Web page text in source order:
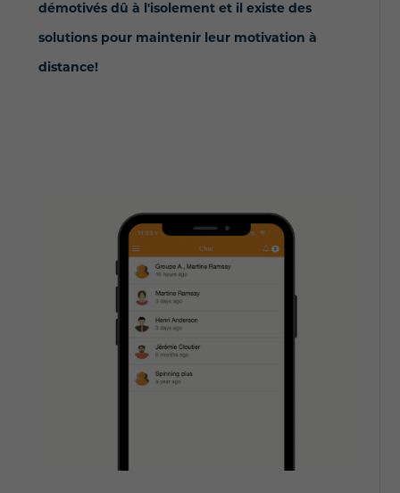
démotivés dû à l'isolement et il existe des
solutions pour maintenir leur motivation à
distance!